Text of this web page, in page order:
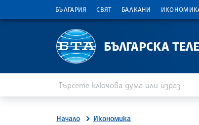
БЪЛГАРИЯ СВЯТ БАЛКАНИ
БЪЛГАРСКА
Начало Икономика